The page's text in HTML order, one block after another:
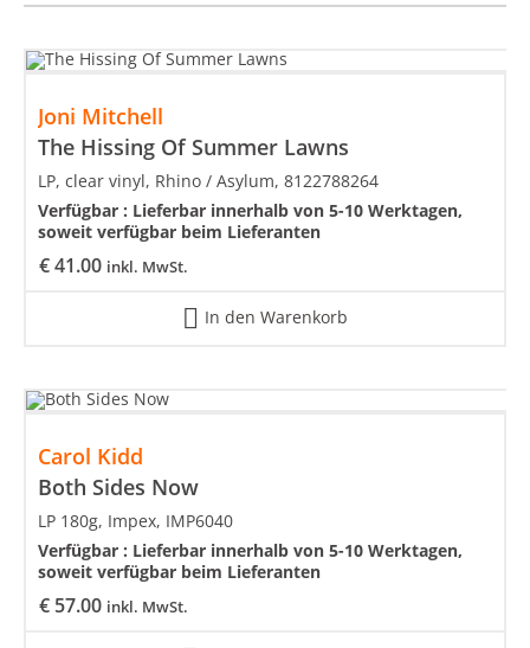
Joni Mitchell
The Hissing Of Summer Lawns
€41.00 inkl. MwSt.
LP, clear vinyl, Rhino / Asylum, 8122788264
Verfügbar : Lieferbar innerhalb von 5-10 Werktagen,
soweit verfügbar beim Lieferanten
In den Warenkorb
Carol Kidd
Both Sides Now
€ 57.00 inkl. MwSt.
LP 180g, Impex, IMP6040
Verfügbar : Lieferbar innerhalb von 5-10 Werktagen,
soweit verfügbar beim Lieferanten